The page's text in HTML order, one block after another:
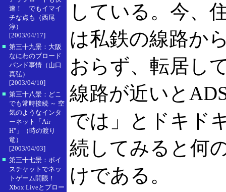
速！ でもイマイ
チな点も（西尾
淳）
[2003/04/17]
■ 第三十九景：大阪
なにわのブロード
バンド事情（山口
真弘）
[2003/04/10]
■ 第三十八景：どこ
でも常時接続 ～ 空
気のようなインタ
ーネット「Air
H"」（時の渡り
竜）
[2003/04/03]
■ 第三十七景：ボイ
スチャットでネッ
トゲーム開眼！
Xbox Liveとブロー
している。今、
は私鉄の線路か
おらず、転居し
線路が近いと
では」とドキド
続してみると何
けである。